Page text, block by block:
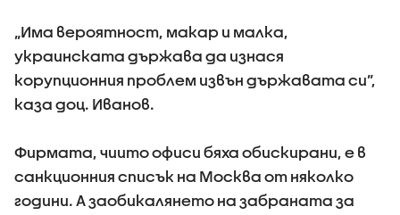
„Има вероятност, макар и малка,
украинската държава да изнася
корупционния проблем извън държавата си”,
каза доц. Иванов.
Фирмата, чиито офиси бяха обискирани, е в
санкционния списък на Москва от няколко
години. А заобикалянето на забраната за